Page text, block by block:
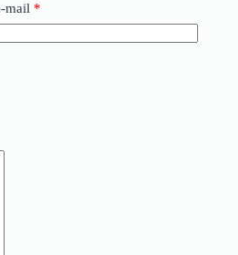
mail *